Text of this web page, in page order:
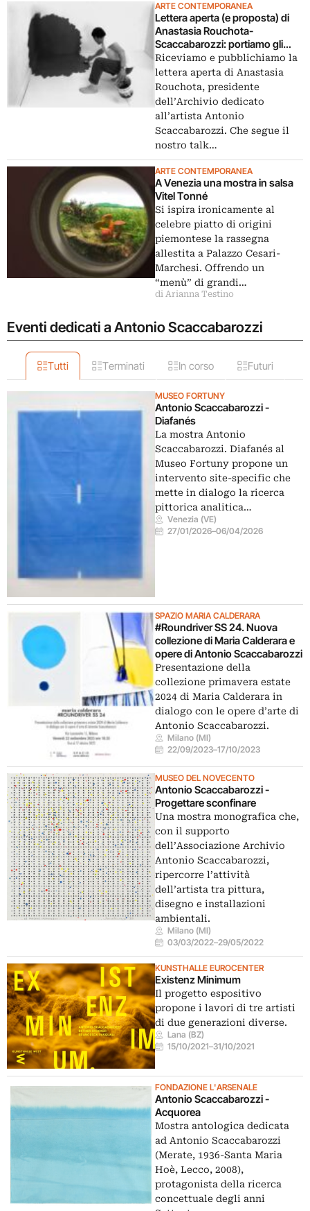
ARTE CONTEMPORANEA
Lettera aperta (e proposta) di
Anastasia Rouchota-
Scaccabarozzi: portiamo gli
Archivi in Biennale
Riceviamo e pubblichiamo la
lettera aperta di Anastasia
Rouchota, presidente
dell’Archivio dedicato
all’artista Antonio
Scaccabarozzi. Che segue il
nostro talk…
ARTE CONTEMPORANEA
A Venezia una mostra in salsa
Vitel Tonné
Si ispira ironicamente al
celebre piatto di origini
piemontese la rassegna
allestita a Palazzo Cesari-
Marchesi. Offrendo un
“menù” di grandi…
di Arianna Testino
Eventi dedicati a Antonio Scaccabarozzi
Tutti Terminati In corso Futuri
MUSEO FORTUNY
Antonio Scaccabarozzi -
Diafanés
La mostra Antonio
Scaccabarozzi. Diafanés al
Museo Fortuny propone un
intervento site-specific che
mette in dialogo la ricerca
pittorica analitica…
Venezia (VE)
27/01/2026–06/04/2026
SPAZIO MARIA CALDERARA
#Roundriver SS 24. Nuova
collezione di Maria Calderara e
opere di Antonio Scaccabarozzi
Presentazione della
collezione primavera estate
2024 di Maria Calderara in
dialogo con le opere d’arte di
Antonio Scaccabarozzi.
Milano (MI)
22/09/2023–17/10/2023
MUSEO DEL NOVECENTO
Antonio Scaccabarozzi -
Progettare sconfinare
Una mostra monografica che,
con il supporto
dell’Associazione Archivio
Antonio Scaccabarozzi,
ripercorre l’attività
dell’artista tra pittura,
disegno e installazioni
ambientali.
Milano (MI)
03/03/2022–29/05/2022
KUNSTHALLE EUROCENTER
Existenz Minimum
Il progetto espositivo
propone i lavori di tre artisti
di due generazioni diverse.
Lana (BZ)
15/10/2021–31/10/2021
FONDAZIONE L'ARSENALE
Antonio Scaccabarozzi -
Acquorea
Mostra antologica dedicata
ad Antonio Scaccabarozzi
(Merate, 1936-Santa Maria
Hoè, Lecco, 2008),
protagonista della ricerca
concettuale degli anni